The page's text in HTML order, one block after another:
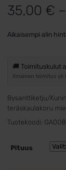
35,00 € –
Aikaisempi alin
🚚 Toimituskulut
Ilmainen toimitus
Bysanttiketju/
teräskaulakoru
Tuotekoodi:
Pituus